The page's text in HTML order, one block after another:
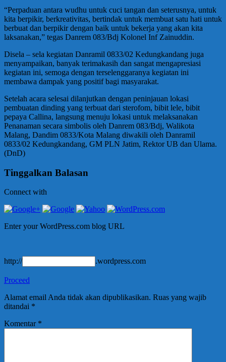
“Perpaduan antara wudhu untuk cuci tangan dan seterusnya, untuk
kita berpikir, berkreativitas, bertindak untuk membuat satu hati untuk
berbuat dan berpikir dengan baik untuk bekerja yang akan kita
laksanakan,” tegas Danrem 083/Bdj Kolonel Inf Zainuddin.
Disela – sela kegiatan Danramil 0833/02 Kedungkandang juga
menyampaikan, banyak terimakasih dan sangat mengapresiasi
kegiatan ini, semoga dengan terselenggaranya kegiatan ini
membawa dampak yang positif bagi masyarakat.
Setelah acara selesai dilanjutkan dengan peninjauan lokasi
pembuatan dinding yang terbuat dari sterofom, bibit lele, bibit
pepaya Callina, langsung menuju lokasi untuk melaksanakan
Penanaman secara simbolis oleh Danrem 083/Bdj, Walikota
Malang, Dandim 0833/Kota Malang diwakili oleh Danramil
0833/02 Kedungkandang, GM PLN Jatim, Rektor UB dan Ulama.
(DnD)
Tinggalkan Balasan
Connect with
Enter your WordPress.com blog URL
http:// .wordpress.com
Proceed
Alamat email Anda tidak akan dipublikasikan. Ruas yang wajib
ditandai *
Komentar *